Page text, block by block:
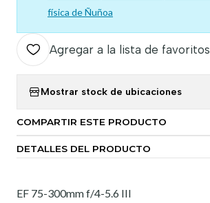
física de Ñuñoa
Agregar a la lista de favoritos
Mostrar stock de ubicaciones
COMPARTIR ESTE PRODUCTO
DETALLES DEL PRODUCTO
EF 75-300mm f/4-5.6 III